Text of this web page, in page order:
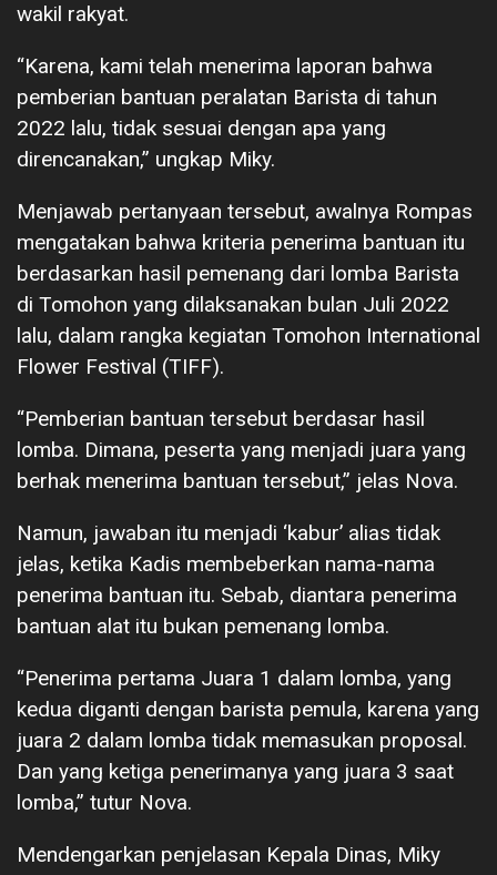
wakil rakyat.
“Karena, kami telah menerima laporan bahwa
pemberian bantuan peralatan Barista di tahun
2022 lalu, tidak sesuai dengan apa yang
direncanakan,” ungkap Miky.
Menjawab pertanyaan tersebut, awalnya Rompas
mengatakan bahwa kriteria penerima bantuan itu
berdasarkan hasil pemenang dari lomba Barista
di Tomohon yang dilaksanakan bulan Juli 2022
lalu, dalam rangka kegiatan Tomohon International
Flower Festival (TIFF).
“Pemberian bantuan tersebut berdasar hasil
lomba. Dimana, peserta yang menjadi juara yang
berhak menerima bantuan tersebut,” jelas Nova.
Namun, jawaban itu menjadi ‘kabur’ alias tidak
jelas, ketika Kadis membeberkan nama-nama
penerima bantuan itu. Sebab, diantara penerima
bantuan alat itu bukan pemenang lomba.
“Penerima pertama Juara 1 dalam lomba, yang
kedua diganti dengan barista pemula, karena yang
juara 2 dalam lomba tidak memasukan proposal.
Dan yang ketiga penerimanya yang juara 3 saat
lomba,” tutur Nova.
Mendengarkan penjelasan Kepala Dinas, Miky